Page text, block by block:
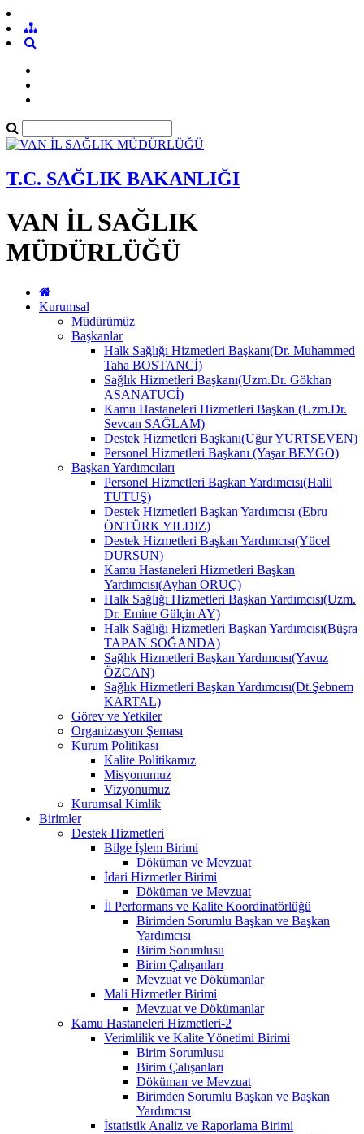
T.C. SAĞLIK BAKANLIĞI
VAN İL SAĞLIK
MÜDÜRLÜĞÜ
Kurumsal
Müdürümüz
Başkanlar
Halk Sağlığı Hizmetleri Başkanı(Dr. Muhammed
Taha BOSTANCİ)
Sağlık Hizmetleri Başkanı(Uzm.Dr. Gökhan
ASANATUCİ)
Kamu Hastaneleri Hizmetleri Başkan (Uzm.Dr.
Sevcan SAĞLAM)
Destek Hizmetleri Başkanı(Uğur YURTSEVEN)
Personel Hizmetleri Başkanı (Yaşar BEYGO)
Başkan Yardımcıları
Personel Hizmetleri Başkan Yardımcısı(Halil
TUTUŞ)
Destek Hizmetleri Başkan Yardımcısı (Ebru
ÖNTÜRK YILDIZ)
Destek Hizmetleri Başkan Yardımcısı(Yücel
DURSUN)
Kamu Hastaneleri Hizmetleri Başkan
Yardımcısı(Ayhan ORUÇ)
Halk Sağlığı Hizmetleri Başkan Yardımcısı(Uzm.
Dr. Emine Gülçin AY)
Halk Sağlığı Hizmetleri Başkan Yardımcısı(Büşra
TAPAN SOĞANDA)
Sağlık Hizmetleri Başkan Yardımcısı(Yavuz
ÖZCAN)
Sağlık Hizmetleri Başkan Yardımcısı(Dt.Şebnem
KARTAL)
Görev ve Yetkiler
Organizasyon Şeması
Kurum Politikası
Kalite Politikamız
Misyonumuz
Vizyonumuz
Kurumsal Kimlik
Birimler
Destek Hizmetleri
Bilge İşlem Birimi
Döküman ve Mevzuat
İdari Hizmetler Birimi
Döküman ve Mevzuat
İl Performans ve Kalite Koordinatörlüğü
Birimden Sorumlu Başkan ve Başkan
Yardımcısı
Birim Sorumlusu
Birim Çalışanları
Mevzuat ve Dökümanlar
Mali Hizmetler Birimi
Mevzuat ve Dökümanlar
Kamu Hastaneleri Hizmetleri-2
Verimlilik ve Kalite Yönetimi Birimi
Birim Sorumlusu
Birim Çalışanları
Döküman ve Mevzuat
Birimden Sorumlu Başkan ve Başkan
Yardımcısı
İstatistik Analiz ve Raporlama Birimi